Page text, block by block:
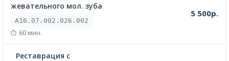
жевательного мол. зуба
A16.07.002.026.002
60 мин.
5 500р.
Реставрация с